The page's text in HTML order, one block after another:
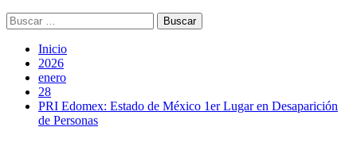
Buscar:
Inicio
2026
enero
28
PRI Edomex: Estado de México 1er Lugar en Desaparición
de Personas